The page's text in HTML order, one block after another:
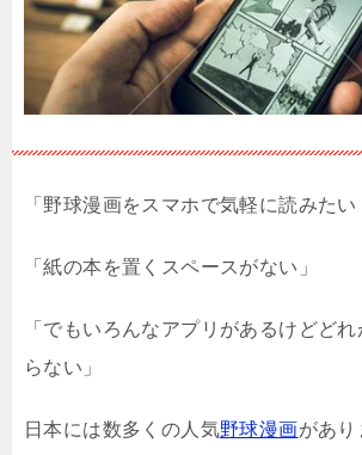
「野球漫画をスマホで気軽に読みたい
「紙の本を置くスペースがない」
「でもいろんなアプリがあるけどど
らない」
日本には数多くの人気野球漫画があり